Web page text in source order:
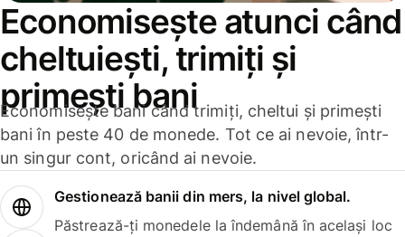
Economisește atunci când
cheltuiești, trimiți și
primești bani
Economisește bani când trimiți, cheltui și primești
bani în peste 40 de monede. Tot ce ai nevoie, într-
un singur cont, oricând ai nevoie.
Gestionează banii din mers, la nivel global.
Păstrează-ți monedele la îndemână în același loc